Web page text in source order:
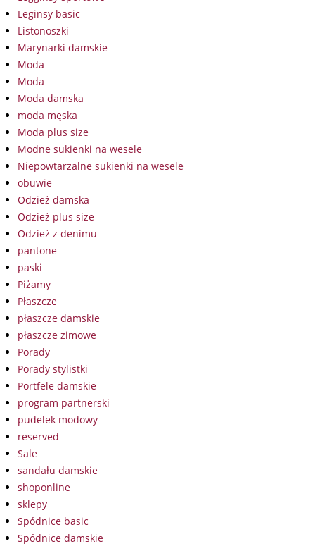
Leginsy basic
Listonoszki
Marynarki damskie
Moda
Moda
Moda damska
moda męska
Moda plus size
Modne sukienki na wesele
Niepowtarzalne sukienki na wesele
obuwie
Odzież damska
Odzież plus size
Odzież z denimu
pantone
paski
Piżamy
Płaszcze
płaszcze damskie
płaszcze zimowe
Porady
Porady stylistki
Portfele damskie
program partnerski
pudelek modowy
reserved
Sale
sandału damskie
shoponline
sklepy
Spódnice basic
Spódnice damskie